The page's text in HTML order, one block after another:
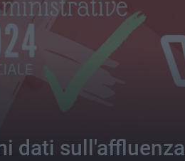
dati sull'affluenza